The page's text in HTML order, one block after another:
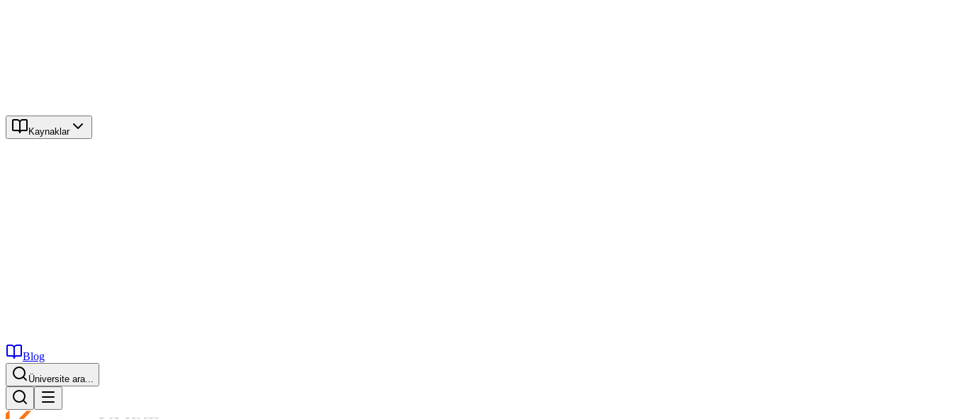
Kaynaklar
Blog
Üniversite ara...